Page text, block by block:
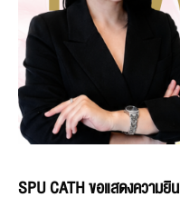
SPU CATH ขอแสดงความ